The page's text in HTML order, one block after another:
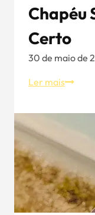
Chapéu
Certo
30 de maio de
Ler maisUm
para
chapéu
branco
certo